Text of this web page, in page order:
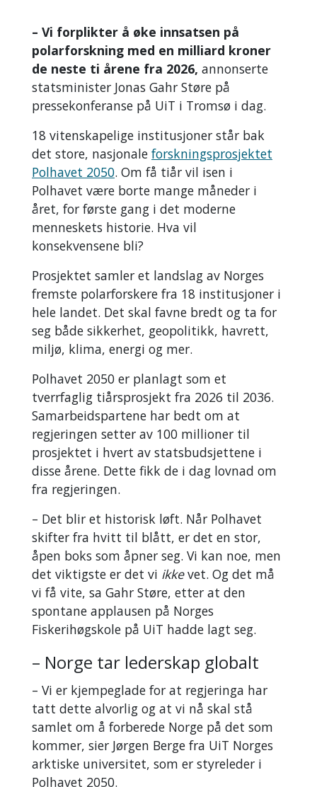
– Vi forplikter å øke innsatsen på
polarforskning med en milliard kroner
de neste ti årene fra 2026, annonserte
statsminister Jonas Gahr Støre på
pressekonferanse på UiT i Tromsø i dag.
18 vitenskapelige institusjoner står bak
det store, nasjonale forskningsprosjektet
Polhavet 2050. Om få tiår vil isen i
Polhavet være borte mange måneder i
året, for første gang i det moderne
menneskets historie. Hva vil
konsekvensene bli?
Prosjektet samler et landslag av Norges
fremste polarforskere fra 18 institusjoner i
hele landet. Det skal favne bredt og ta for
seg både sikkerhet, geopolitikk, havrett,
miljø, klima, energi og mer.
Polhavet 2050 er planlagt som et
tverrfaglig tiårsprosjekt fra 2026 til 2036.
Samarbeidspartene har bedt om at
regjeringen setter av 100 millioner til
prosjektet i hvert av statsbudsjettene i
disse årene. Dette fikk de i dag lovnad om
fra regjeringen.
– Det blir et historisk løft. Når Polhavet
skifter fra hvitt til blått, er det en stor,
åpen boks som åpner seg. Vi kan noe, men
det viktigste er det vi ikkevet. Og det må
vi få vite, sa Gahr Støre, etter at den
spontane applausen på Norges
Fiskerihøgskole på UiT hadde lagt seg.
– Norge tar lederskap globalt
– Vi er kjempeglade for at regjeringa har
tatt dette alvorlig og at vi nå skal stå
samlet om å forberede Norge på det som
kommer, sier Jørgen Berge fra UiT Norges
arktiske universitet, som er styreleder i
Polhavet 2050.